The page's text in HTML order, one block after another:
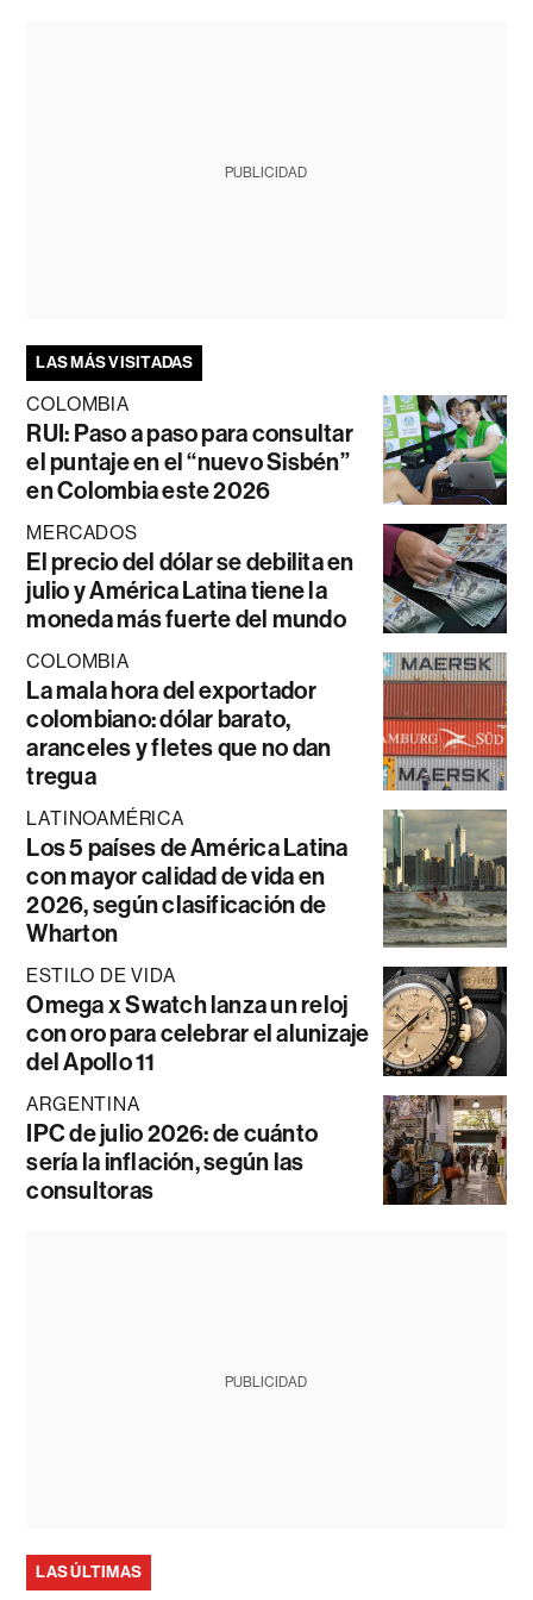
PUBLICIDAD
LAS MÁS VISITADAS
COLOMBIA
RUI: Paso a paso para consultar
el puntaje en el “nuevo Sisbén”
en Colombia este 2026
MERCADOS
El precio del dólar se debilita en
julio y América Latina tiene la
moneda más fuerte del mundo
COLOMBIA
La mala hora del exportador
colombiano: dólar barato,
aranceles y fletes que no dan
tregua
LATINOAMÉRICA
Los 5 países de América Latina
con mayor calidad de vida en
2026, según clasificación de
Wharton
ESTILO DE VIDA
Omega x Swatch lanza un reloj
con oro para celebrar el alunizaje
del Apollo 11
ARGENTINA
IPC de julio 2026: de cuánto
sería la inflación, según las
consultoras
PUBLICIDAD
LAS ÚLTIMAS